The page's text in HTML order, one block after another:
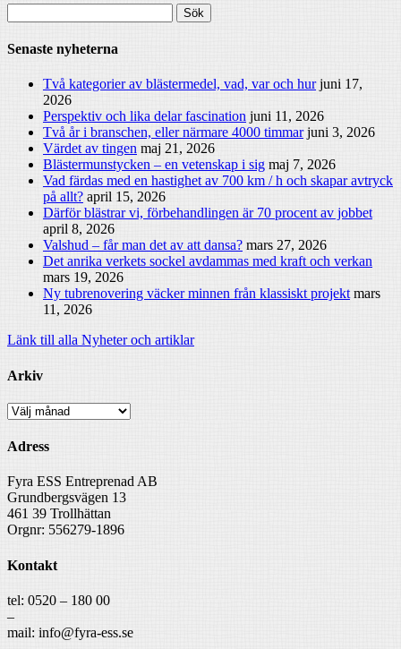
efter:
Senaste nyheterna
Två kategorier av blästermedel, vad, var och hur juni 17,
2026
Perspektiv och lika delar fascination juni 11, 2026
Två år i branschen, eller närmare 4000 timmar juni 3, 2026
Värdet av tingen maj 21, 2026
Blästermunstycken – en vetenskap i sig maj 7, 2026
Vad färdas med en hastighet av 700 km / h och skapar avtryck
på allt? april 15, 2026
Därför blästrar vi, förbehandlingen är 70 procent av jobbet
april 8, 2026
Valshud – får man det av att dansa? mars 27, 2026
Det anrika verkets sockel avdammas med kraft och verkan
mars 19, 2026
Ny tubrenovering väcker minnen från klassiskt projekt mars
11, 2026
Länk till alla Nyheter och artiklar
Arkiv
Arkiv
Adress
Fyra ESS Entreprenad AB
Grundbergsvägen 13
461 39 Trollhättan
Orgnr: 556279-1896
Kontakt
tel: 0520 – 180 00
–
mail: info@fyra-ess.se